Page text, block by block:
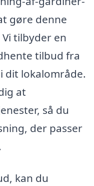
gøre denne
tilbyder en
tilbud fra
dit lokalområde.
at
så du
der passer
kan du